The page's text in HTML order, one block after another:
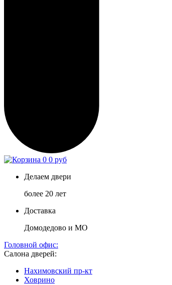
0 0 руб
Делаем двери
более 20 лет
Доставка
Домодедово и МО
Головной офис:
Салона дверей:
Нахимовский пр-кт
Ховрино